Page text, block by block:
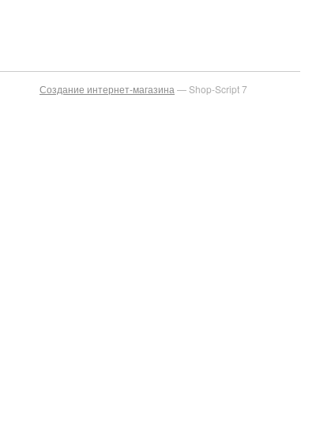
Создание интернет-магазина — Shop-Script 7